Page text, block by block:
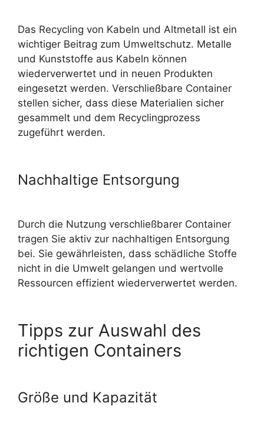
Das Recycling von Kabeln und Altmetall ist ein
wichtiger Beitrag zum Umweltschutz. Metalle
und Kunststoffe aus Kabeln können
wiederverwertet und in neuen Produkten
eingesetzt werden. Verschließbare Container
stellen sicher, dass diese Materialien sicher
gesammelt und dem Recyclingprozess
zugeführt werden.
Nachhaltige Entsorgung
Durch die Nutzung verschließbarer Container
tragen Sie aktiv zur nachhaltigen Entsorgung
bei. Sie gewährleisten, dass schädliche Stoffe
nicht in die Umwelt gelangen und wertvolle
Ressourcen effizient wiederverwertet werden.
Tipps zur Auswahl des
richtigen Containers
Größe und Kapazität